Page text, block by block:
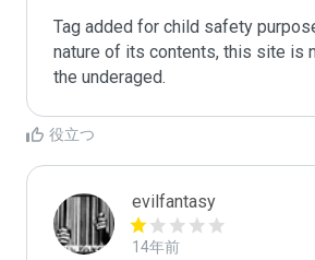
Tag added for child safety
nature of its contents, this site is
the underaged.
役立つ
evilfantasy
14年前